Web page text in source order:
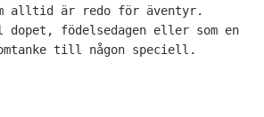
alltid är redo för äventyr.
födelsedagen eller som en
till någon speciell.